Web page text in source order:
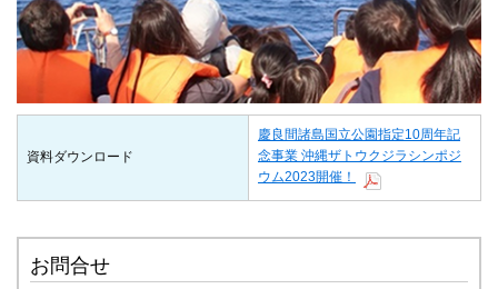
資料ダウンロード
慶良間諸島国立公園指定10周年記
念事業 沖縄ザトウクジラシンポジ
ウム2023開催！
お問合せ